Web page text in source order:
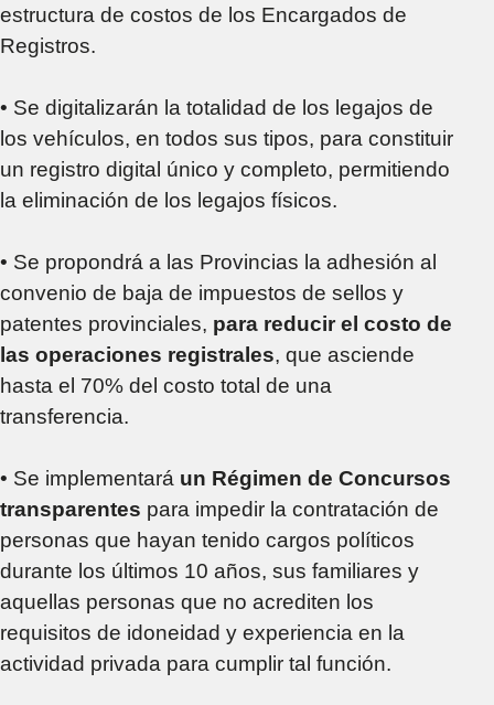
estructura de costos de los Encargados de
Registros.
• Se digitalizarán la totalidad de los legajos de
los vehículos, en todos sus tipos, para constituir
un registro digital único y completo, permitiendo
la eliminación de los legajos físicos.
• Se propondrá a las Provincias la adhesión al
convenio de baja de impuestos de sellos y
patentes provinciales, para reducir el costo de
las operaciones registrales, que asciende
hasta el 70% del costo total de una
transferencia.
• Se implementará un Régimen de Concursos
transparentes para impedir la contratación de
personas que hayan tenido cargos políticos
durante los últimos 10 años, sus familiares y
aquellas personas que no acrediten los
requisitos de idoneidad y experiencia en la
actividad privada para cumplir tal función.